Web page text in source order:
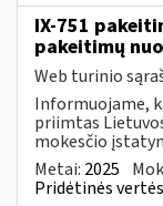
IX-751
pakeitimų
Web turinio
Informuojame,
priimtas
mokesčio
Metai: 2025
Pridėtinės